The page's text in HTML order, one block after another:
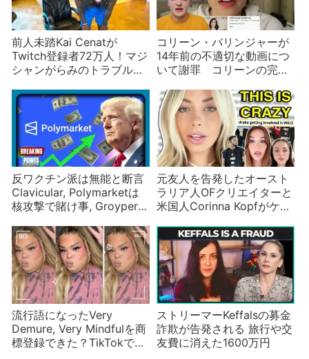
前人未踏Kai Cenatが
Twitch登録者72万人！マジ
シャンがらみのトラブルの
コリーン・バリンジャーが
14年前の不適切な動画につ
いて謝罪 コリーンの完璧
作ろう！
反ワクチン派は無能と断言
Clavicular, Polymarketは
核攻撃で賭け事, Groypers
ンフルエンサーニュース
元友人を告発したオースト
ラリア人OFクリエイターと
米国人Corinna Kopfがケン
流行語になったVery
Demure, Very Mindfulを商
標登録できた？TikTokで人
ストリーマーKeffalsの募金
詐欺が告発される 旅行や交
友費に消えた1600万円